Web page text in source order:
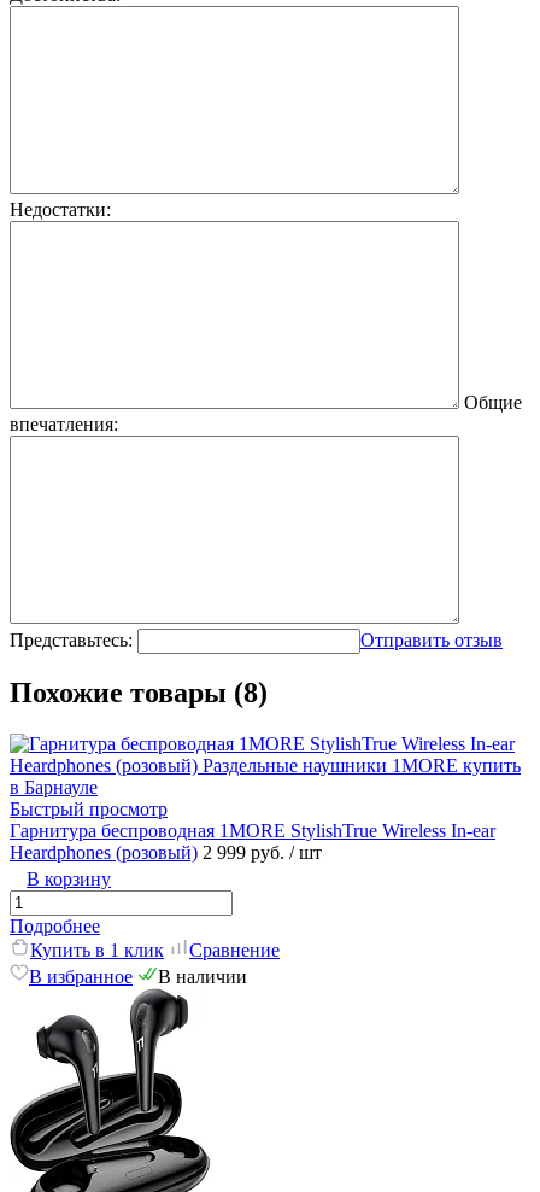
Недостатки:
Общие
впечатления:
Представьтесь: Отправить отзыв
Похожие товары (8)
Быстрый просмотр
Гарнитура беспроводная 1MORE StylishTrue Wireless In-ear
Heardphones (розовый) 2 999 руб. / шт
В корзину
Подробнее
Купить в 1 клик
Сравнение
В избранное
В наличии